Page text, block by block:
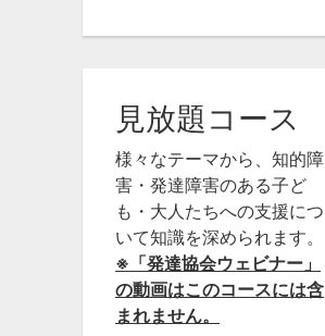
見放題コース
様々なテーマから、知的障
害・発達障害のある子ど
も・大人たちへの支援につ
いて知識を深められます。
※「発達協会ウェビナー」
の動画はこのコースには含
まれません。